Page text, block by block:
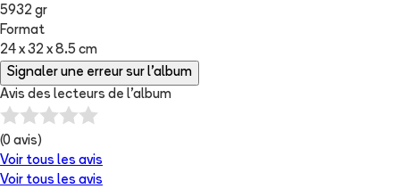
5932 gr
Format
24 x 32 x 8.5 cm
Signaler une erreur sur l'album
Avis des lecteurs de l'album
(0 avis)
Voir tous les avis
Voir tous les avis